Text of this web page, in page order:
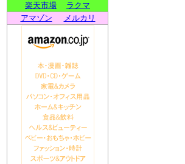
楽天市場
ラクマ
アマゾン
メルカリ